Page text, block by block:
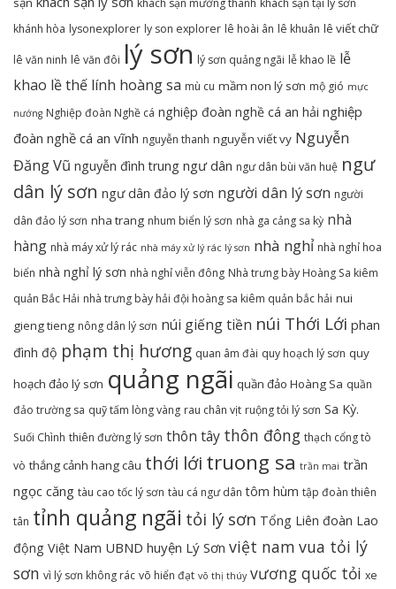
khách sạn mường thanh khách sạn tại lý sơn
khánh hòa lysonexplorer ly son explorer lê hoài ân lê khuân lê viết chữ
lê văn ninh lê văn đôi lý sơn lý sơn quảng ngãi lễ khao lề lễ
khao lề thế lính hoàng sa mù cu mầm non lý sơn mộ gió mực
nướng Nghiệp đoàn Nghề cá nghiệp đoàn nghề cá an hải nghiệp
đoàn nghề cá an vĩnh nguyễn thanh nguyễn viết vy Nguyễn
Đăng Vũ nguyễn đình trung ngư dân ngư dân bùi văn huệ ngư
dân lý sơn ngư dân đảo lý sơn người dân lý sơn người
dân đảo lý sơn nha trang nhum biển lý sơn nhà ga cảng sa kỳ nhà
hàng nhà máy xử lý rác nhà máy xử lý rác lý sơn nhà nghỉ nhà nghỉ hoa
biển nhà nghỉ lý sơn nhà nghỉ viễn đông Nhà trưng bày Hoàng Sa kiêm
quản Bắc Hải nhà trưng bày hải đội hoàng sa kiêm quản bắc hải nui
gieng tieng nông dân lý sơn núi giếng tiền núi Thới Lới phan
đình độ phạm thị hương quan âm đài quy hoạch lý sơn quy
hoạch đảo lý sơn quảng ngãi quần đảo Hoàng Sa quần
đảo trường sa quỹ tấm lòng vàng rau chân vịt ruộng tỏi lý sơn Sa Kỳ.
Suối Chình thiên đường lý sơn thôn tây thôn đông thạch cổng tò
vò thắng cảnh hang câu thới lới truong sa trần mai trần
ngọc căng tàu cao tốc lý sơn tàu cá ngư dân tôm hùm tập đoàn thiên
tân tỉnh quảng ngãi tỏi lý sơn Tổng Liên đoàn Lao
động Việt Nam UBND huyện Lý Sơn việt nam vua tỏi lý
sơn vì lý sơn không rác võ hiển đạt võ thị thúy vương quốc tỏi xe